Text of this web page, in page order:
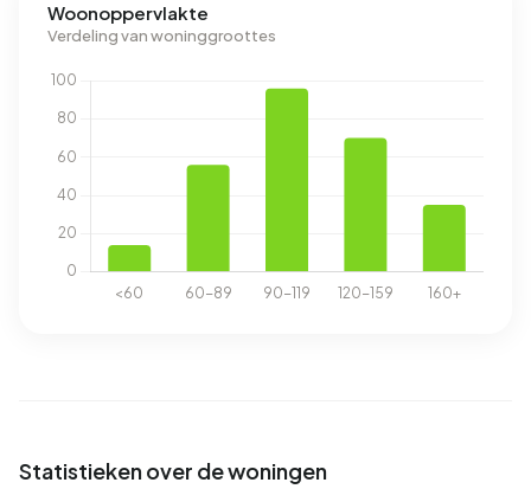
Woonoppervlakte
Verdeling van woninggroottes
Statistieken over de woningen